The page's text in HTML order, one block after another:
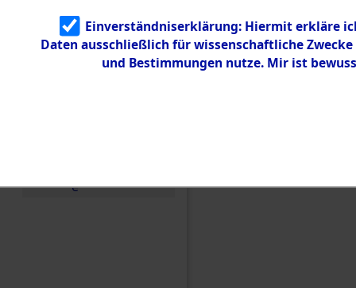
Identifizierun
g
5.3.3
Todesmärsch
e
Einverständniserklärung: Hiermit erkläre
Daten ausschließlich für wissenschaftliche
und Bestimmungen nutze. Mir ist